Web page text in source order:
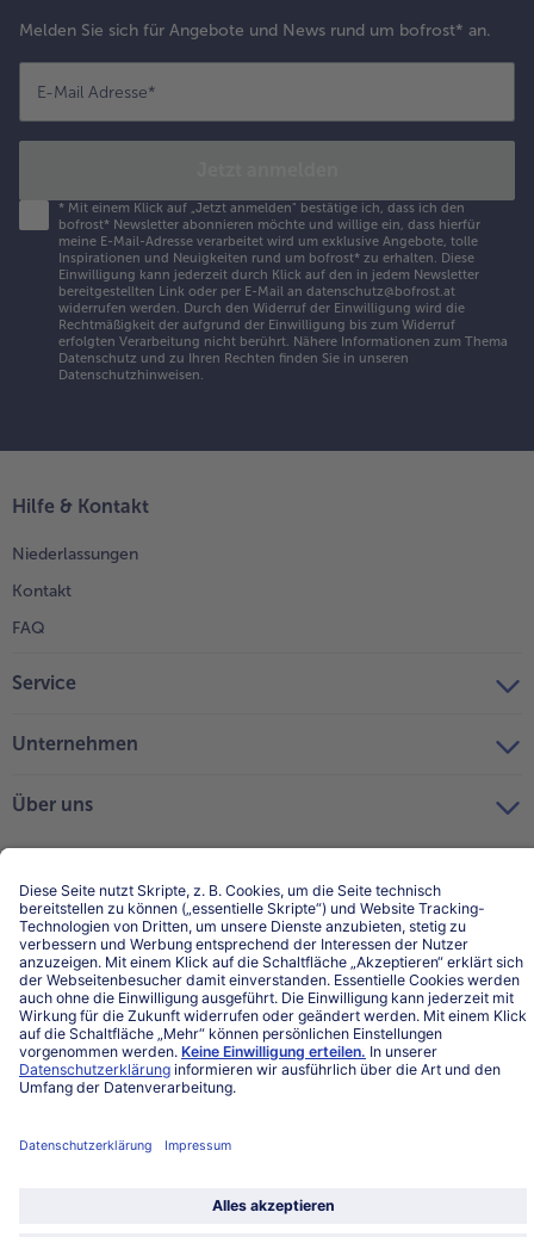
Melden Sie sich für Angebote und News rund um bofrost* an.
E-Mail Adresse*
* Mit einem Klick auf „Jetzt anmelden" bestätige ich, dass ich den
bofrost* Newsletter abonnieren möchte und willige ein, dass hierfür
meine E-Mail-Adresse verarbeitet wird um exklusive Angebote, tolle
Inspirationen und Neuigkeiten rund um bofrost* zu erhalten. Diese
Einwilligung kann jederzeit durch Klick auf den in jedem Newsletter
bereitgestellten Link oder per E-Mail an datenschutz@bofrost.at
widerrufen werden. Durch den Widerruf der Einwilligung wird die
Rechtmäßigkeit der aufgrund der Einwilligung bis zum Widerruf
erfolgten Verarbeitung nicht berührt. Nähere Informationen zum Thema
Datenschutz und zu Ihren Rechten finden Sie in unseren
Datenschutzhinweisen.
Hilfe & Kontakt
Niederlassungen
Kontakt
FAQ
Service
Unternehmen
Über uns